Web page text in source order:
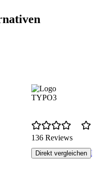
TYPO3
136 Reviews
Direkt vergleichen